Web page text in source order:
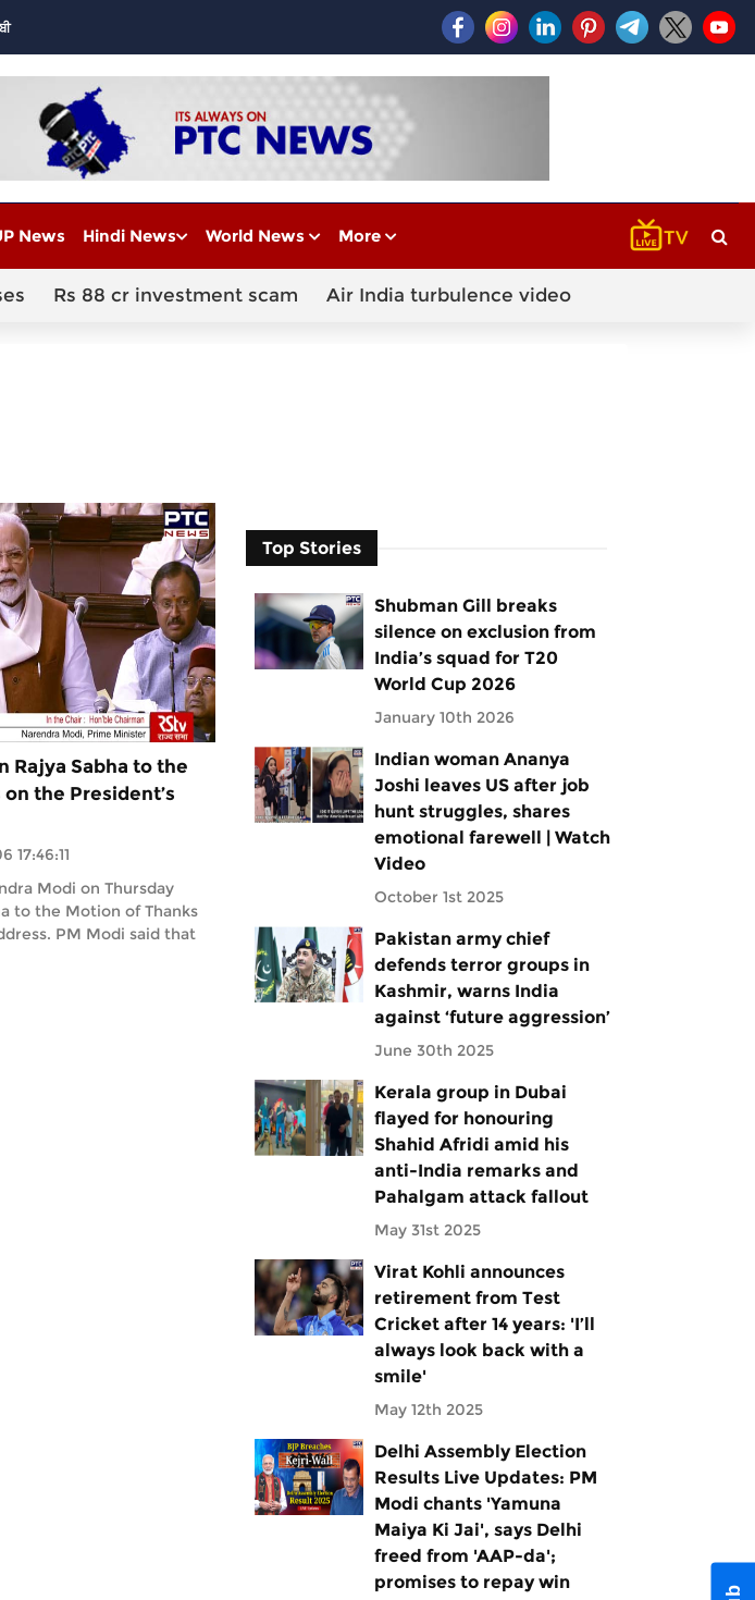
News Hindi News World News More
Rs 88 cr investment scam Air India turbulence video
Rajya Sabha to the
the President’s
17:46:11
Modi on Thursday
to the Motion of Thanks
PM Modi said that
Top Stories
Shubman Gill breaks
silence on exclusion from
India’s squad for T20
World Cup 2026
January 10th 2026
Indian woman Ananya
Joshi leaves US after job
hunt struggles, shares
emotional farewell | Watch
Video
October 1st 2025
Pakistan army chief
defends terror groups in
Kashmir, warns India
against ‘future aggression’
June 30th 2025
Kerala group in Dubai
flayed for honouring
Shahid Afridi amid his
anti-India remarks and
Pahalgam attack fallout
May 31st 2025
Virat Kohli announces
retirement from Test
Cricket after 14 years: 'I’ll
always look back with a
smile'
May 12th 2025
Delhi Assembly Election
Results Live Updates: PM
Modi chants 'Yamuna
Maiya Ki Jai', says Delhi
freed from 'AAP-da';
promises to repay win